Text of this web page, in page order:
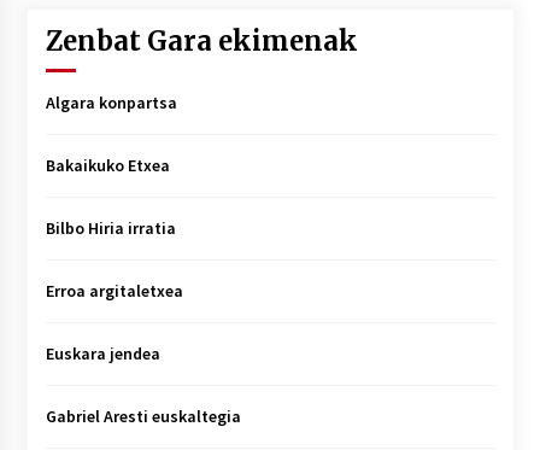
Zenbat Gara ekimenak
Algara konpartsa
Bakaikuko Etxea
Bilbo Hiria irratia
Erroa argitaletxea
Euskara jendea
Gabriel Aresti euskaltegia